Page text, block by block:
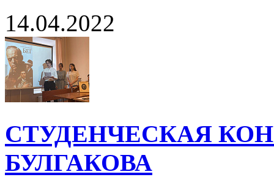
14.04.2022
СТУДЕНЧЕСКАЯ
БУЛГАКОВА